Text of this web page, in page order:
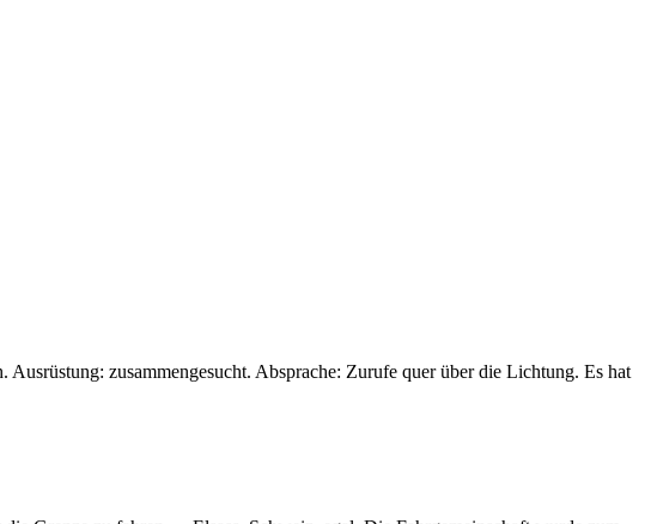
zusammengesucht. Absprache: Zurufe quer über die Lichtung. Es hat